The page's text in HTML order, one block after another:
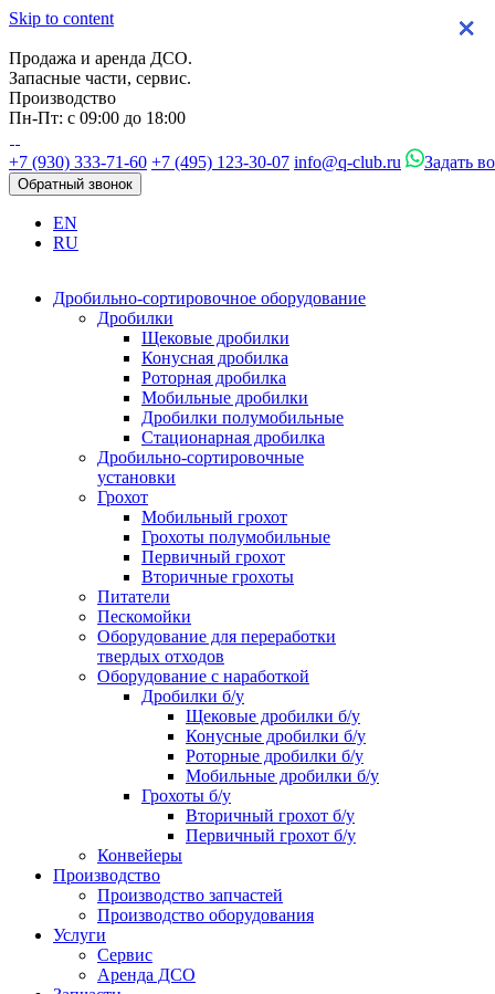
Skip to content
Продажа и аренда ДСО.
Запасные части, сервис.
Производство
Пн-Пт: с 09:00 до 18:00
+7 (930) 333-71-60 +7 (495) 123-30-07 info@q-club.ru Задать
Обратный звонок
EN
RU
Дробильно-сортировочное оборудование
Дробилки
Щековые дробилки
Конусная дробилка
Роторная дробилка
Мобильные дробилки
Дробилки полумобильные
Стационарная дробилка
Дробильно-сортировочные
установки
Грохот
Мобильный грохот
Грохоты полумобильные
Первичный грохот
Вторичные грохоты
Питатели
Пескомойки
Оборудование для переработки
твердых отходов
Оборудование с наработкой
Дробилки б/у
Щековые дробилки б/у
Конусные дробилки б/у
Роторные дробилки б/у
Мобильные дробилки б/у
Грохоты б/у
Вторичный грохот б/у
Первичный грохот б/у
Конвейеры
Производство
Производство запчастей
Производство оборудования
Услуги
Сервис
Аренда ДСО
×
×
×
×